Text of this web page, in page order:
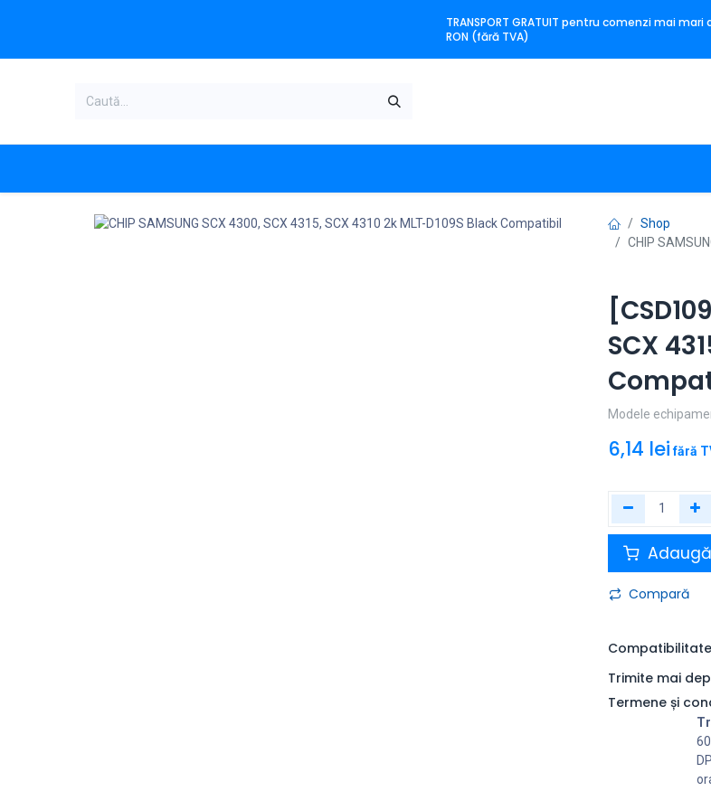
TRANSPORT GRATUIT pentru comenzi mai mari
RON (fără TVA)
Shop
CHIP
SCX
Modele
6,14 lei fără
Compară
Trimite mai
Termene și